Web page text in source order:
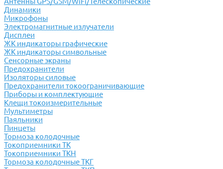
Динамики
Микрофоны
Электромагнитные излучатели
Дисплеи
ЖК индикаторы графические
ЖК индикаторы символьные
Сенсорные экраны
Предохранители
Изоляторы силовые
Предохранители токоограничивающие
Приборы и комплектующие
Клещи токоизмерительные
Мультиметры
Паяльники
Пинцеты
Тормоза колодочные
Токоприемники ТК
Токоприемники ТКН
Тормоза колодочные ТКГ